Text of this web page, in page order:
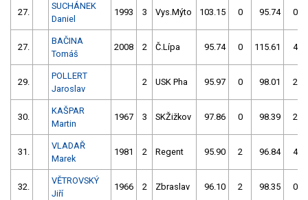
27.
SUCHÁNEK
Daniel
1993 3 Vys.Mýto 103.15 0 95.74 0
27.
BAČINA
Tomáš
2008 2 Č.Lípa 95.74 0 115.61 4
29.
POLLERT
Jaroslav
2 USK Pha 95.97 0 98.01 2
30.
KAŠPAR
Martin
1967 3 SKŽižkov 97.86 0 98.39 2
31.
VLADAŘ
Marek
1981 2 Regent 95.90 2 96.84 4
32.
VĚTROVSKÝ
Jiří
1966 2 Zbraslav 96.10 2 98.35 0